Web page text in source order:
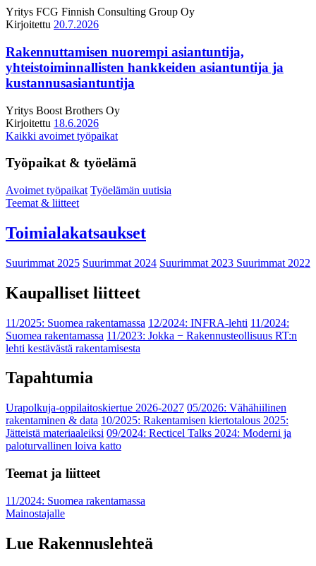
Yritys FCG Finnish Consulting Group Oy
Kirjoitettu 20.7.2026
Rakennuttamisen nuorempi asiantuntija,
yhteistoiminnallisten hankkeiden asiantuntija ja
kustannusasiantuntija
Yritys Boost Brothers Oy
Kirjoitettu 18.6.2026
Kaikki avoimet työpaikat
Työpaikat & työelämä
Avoimet työpaikat Työelämän uutisia
Teemat & liitteet
Toimialakatsaukset
Suurimmat 2025 Suurimmat 2024 Suurimmat 2023 Suurimmat 2022
Kaupalliset liitteet
11/2025: Suomea rakentamassa 12/2024: INFRA-lehti 11/2024:
Suomea rakentamassa 11/2023: Jokka − Rakennusteollisuus RT:n
lehti kestävästä rakentamisesta
Tapahtumia
Urapolkuja-oppilaitoskiertue 2026-2027 05/2026: Vähähiilinen
rakentaminen & data 10/2025: Rakentamisen kiertotalous 2025:
Jätteistä materiaaleiksi 09/2024: Recticel Talks 2024: Moderni ja
paloturvallinen loiva katto
Teemat ja liitteet
11/2024: Suomea rakentamassa
Mainostajalle
Lue Rakennuslehteä